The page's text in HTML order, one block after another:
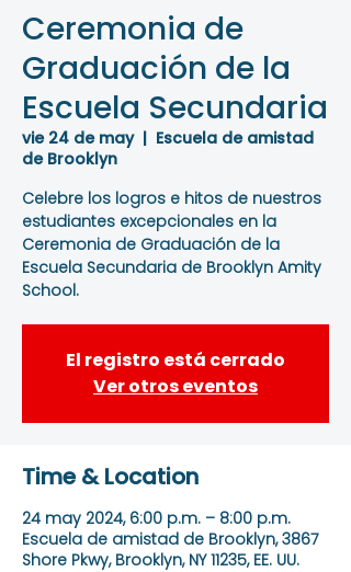
Ceremonia de
Graduación de la
Escuela Secundaria
vie 24 de may
  |
Escuela de amistad
de Brooklyn
Celebre los logros e hitos de nuestros
estudiantes excepcionales en la
Ceremonia de Graduación de la
Escuela Secundaria de Brooklyn Amity
School.
El registro está cerrado
Ver otros eventos
Time & Location
24 may 2024, 6:00 p.m. – 8:00 p.m.
Escuela de amistad de Brooklyn, 3867
Shore Pkwy, Brooklyn, NY 11235, EE. UU.